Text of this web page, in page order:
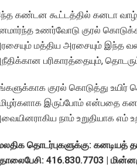
கண்டன கூட்டத்தில் கனடா
உணர்வோடு குரல்
மத்திய அரசையும் இந்த
பரிகாரத்தையும்,
குரல் கொடுத்து உயிர்
இருப்போம் என்பதை
நாம் உறுதியாக எம்
தொடர்புகளுக்கு: கனடியத்
416.830.7703 |